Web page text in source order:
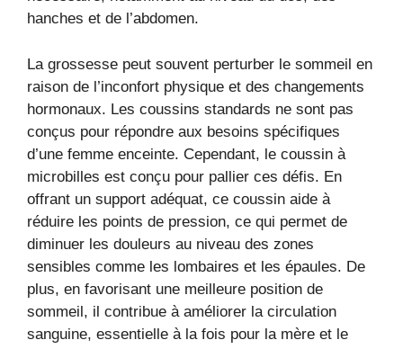
hanches et de l’abdomen.
La grossesse peut souvent perturber le sommeil en
raison de l’inconfort physique et des changements
hormonaux. Les coussins standards ne sont pas
conçus pour répondre aux besoins spécifiques
d’une femme enceinte. Cependant, le coussin à
microbilles est conçu pour pallier ces défis. En
offrant un support adéquat, ce coussin aide à
réduire les points de pression, ce qui permet de
diminuer les douleurs au niveau des zones
sensibles comme les lombaires et les épaules. De
plus, en favorisant une meilleure position de
sommeil, il contribue à améliorer la circulation
sanguine, essentielle à la fois pour la mère et le